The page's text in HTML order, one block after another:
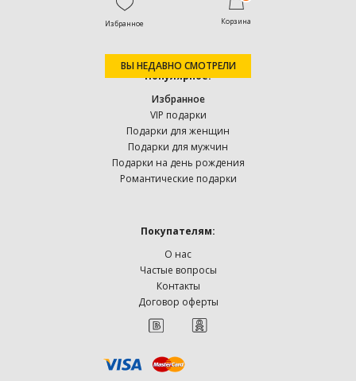
Популярное:
Избранное
VIP подарки
Подарки для женщин
Подарки для мужчин
Подарки на день рождения
Романтические подарки
Покупателям:
О нас
Частые вопросы
Контакты
Договор оферты
Избранное Корзина
ВЫ НЕДАВНО СМОТРЕЛИ